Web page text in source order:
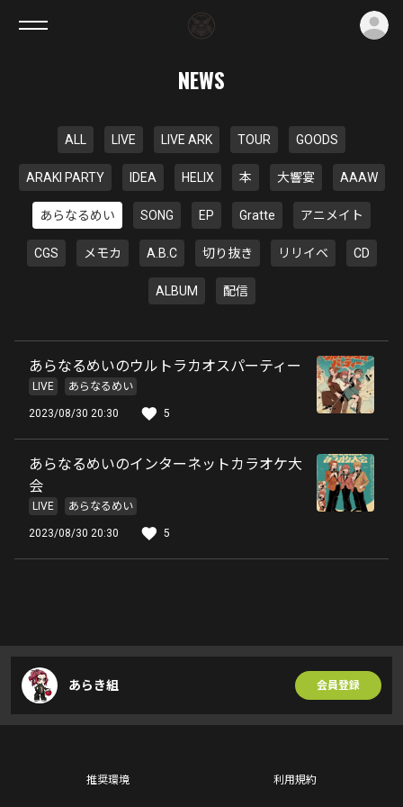
NEWS
ALL LIVE LIVE ARK TOUR GOODS
ARAKI PARTY IDEA HELIX 本 大響宴 AAAW
あらなるめい SONG EP Gratte アニメイト
CGS メモカ A.B.C 切り抜き リリイベ CD
ALBUM 配信
あらなるめいのウルトラカオスパーティー
LIVE あらなるめい
2023/08/30 20:30 5
あらなるめいのインターネットカラオケ大
会
LIVE あらなるめい
2023/08/30 20:30 5
あらき組 会員登録
推奨環境 利用規約